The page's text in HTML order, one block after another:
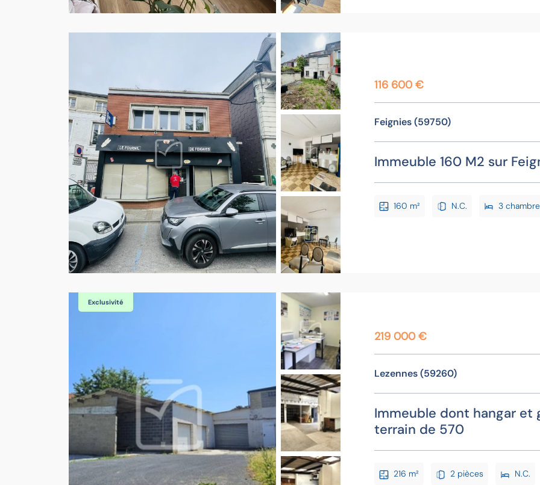
116 600 €
Feignies (59750)
Immeuble 160 M2 sur
160 m² N.C. 3
Exclusivité
219 000 €
Lezennes (59260)
Immeuble dont hangar et
terrain de 570
216 m² 2 pièces N.C.